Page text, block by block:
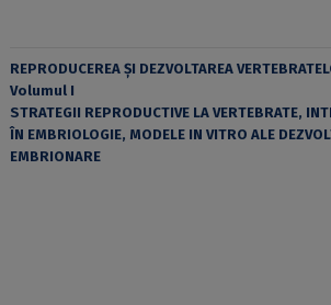
REPRODUCEREA ȘI DEZVOLTAREA
Volumul I
STRATEGII REPRODUCTIVE LA VERTEBRATE,
ÎN EMBRIOLOGIE, MODELE IN VITRO ALE
EMBRIONARE